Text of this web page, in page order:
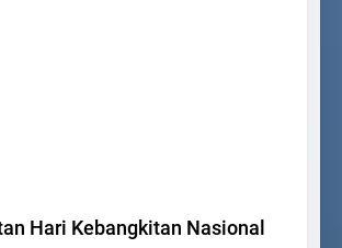
Hari Kebangkitan Nasional